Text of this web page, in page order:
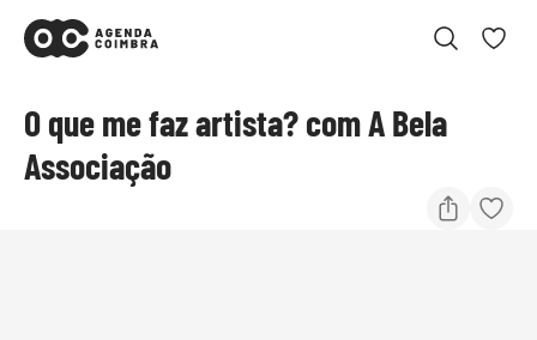
O que me faz artista? com A Bela
Associação